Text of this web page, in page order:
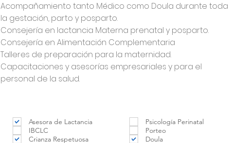
Acompañamiento tanto Médico como Doula durante toda
la gestación, parto y posparto.
Consejería en lactancia Materna prenatal y posparto.
Consejería en Alimentación Complementaria
Talleres de preparación para la maternidad.
Capacitaciones y asesorías empresariales y para el
personal de la salud.
Asesora de Lactancia
IBCLC
Crianza Respetuosa
Psicología Perinatal
Porteo
Doula